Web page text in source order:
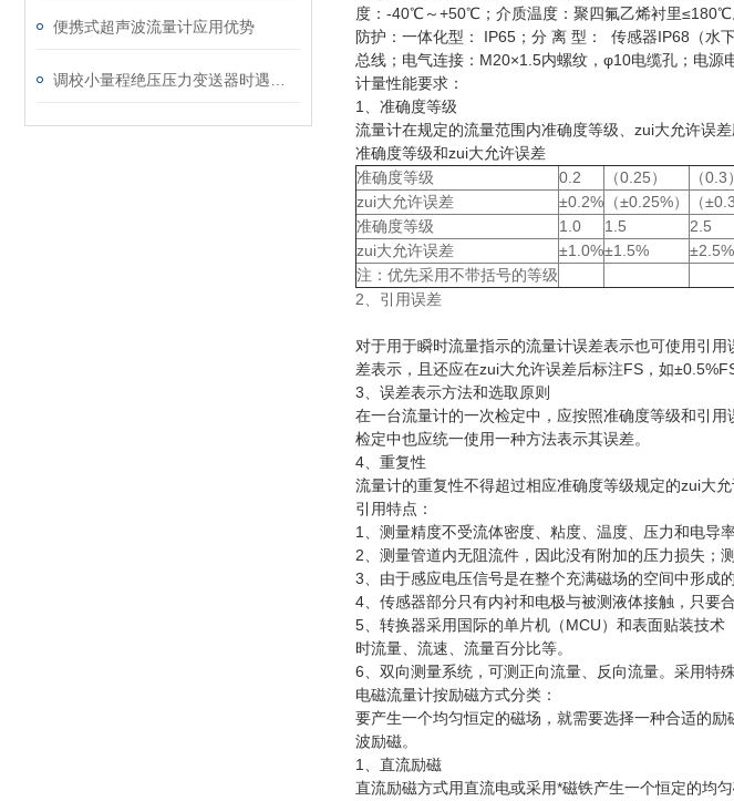
便携式超声波流量计应用优势
度：-40℃～+50℃；介质温度：聚四氟乙烯衬里
防护：一体化型： IP65；分 离 型： 传感器IP68（水
总线；电气连接：M20×1.5内螺纹，φ10电缆孔；电源
计量性能要求：
1、准确度等级
流量计在规定的流量范围内准确度等级、zui大允许误
准确度等级和zui大允许误差
准确度等级
0.2 （0.25） （0.3）
zui大允许误差
±0.2% （±0.25%） （
准确度等级
1.0 1.5 2.5
zui大允许误差
±1.0%±1.5% ±2.5%
注：优先采用不带括号的等级
2、引用误差
对于用于瞬时流量指示的流量计误差表示也可使用引
差表示，且还应在zui大允许误差后标注FS，如±0.5%FS
3、误差表示方法和选取原则
在一台流量计的一次检定中，应按照准确度等级和引
检定中也应统一使用一种方法表示其误差。
4、重复性
流量计的重复性不得超过相应准确度等级规定的zui大允
引用特点：
1、测量精度不受流体密度、粘度、温度、压力和电导
2、测量管道内无阻流件，因此没有附加的压力损失；
3、由于感应电压信号是在整个充满磁场的空间中形成
4、传感器部分只有内衬和电极与被测液体接触，只要
5、转换器采用国际的单片机（MCU）和表面贴装技
时流量、流速、流量百分比等。
6、双向测量系统，可测正向流量、反向流量。采用特
电磁流量计按励磁方式分类：
要产生一个均匀恒定的磁场，就需要选择一种合适的
波励磁。
1、直流励磁
直流励磁方式用直流电或采用*磁铁产生一个恒定的均